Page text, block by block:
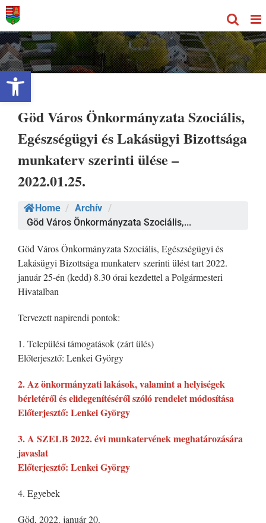
Eszköztár megnyitása
Kihagyás
Göd Város Önkormányzata Szociális,
Egészségügyi és Lakásügyi Bizottsága
munkaterv szerinti ülése –
2022.01.25.
Home / Archív /
Göd Város Önkormányzata Szociális,...
Göd Város Önkormányzata Szociális, Egészségügyi és
Lakásügyi Bizottsága munkaterv szerinti ülést tart 2022.
január 25-én (kedd) 8.30 órai kezdettel a Polgármesteri
Hivatalban
Tervezett napirendi pontok:
1. Települési támogatások (zárt ülés)
Előterjesztő: Lenkei György
2. Az önkormányzati lakások, valamint a helyiségek
bérletéről és elidegenítéséről szóló rendelet módosítása
Előterjesztő: Lenkei György
3. A SZELB 2022. évi munkatervének meghatározására
javaslat
Előterjesztő: Lenkei György
4. Egyebek
Göd, 2022. január 20.